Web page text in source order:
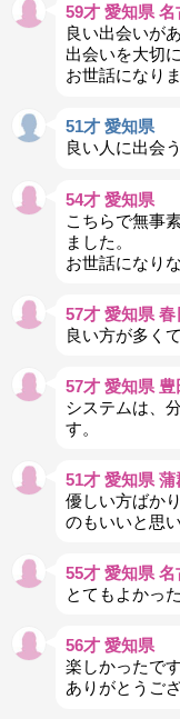
59才 愛知県 名
良い出会いが
出会いを大切
お世話になり
51才 愛知県
良い人に出会
54才 愛知県
こちらで無事
ました。
お世話になり
57才 愛知県 春
良い方が多く
57才 愛知県 豊
システムは、
す。
51才 愛知県 蒲
優しい方ばか
のもいいと思
55才 愛知県 名
とてもよかっ
56才 愛知県
楽しかったです
ありがとうご